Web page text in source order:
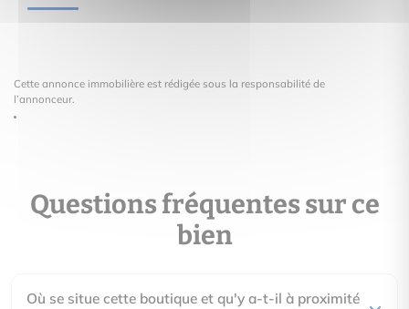
Cette annonce immobilière est rédigée sous la responsabilité de
l’annonceur.
Questions fréquentes sur ce
bien
Où se situe cette boutique et qu'y a-t-il à proximité